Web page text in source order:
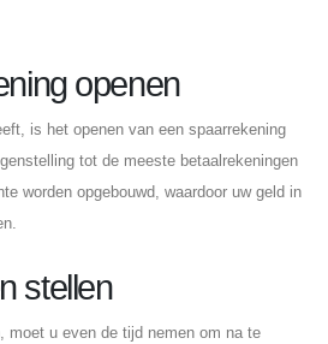
openen
is het openen van een spaarrekening
tot de meeste betaalrekeningen
worden opgebouwd, waardoor uw geld in
stellen
moet u even de tijd nemen om na te